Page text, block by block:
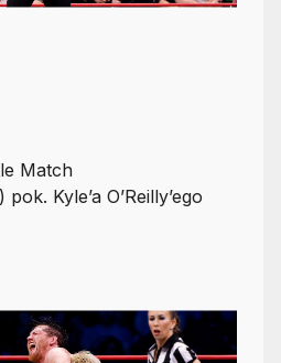
Match
Kyle’a O’Reilly’ego